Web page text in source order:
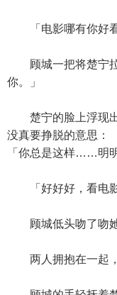
「电影哪有你好看
顾城一把将楚宁拉
你。」
楚宁的脸上浮现出
没真要挣脱的意思：
「你总是这样……明
「好好好，看电影
顾城低头吻了吻她
两人拥抱在一起，